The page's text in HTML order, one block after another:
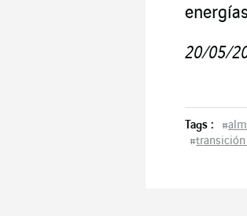
20/05/
Tags : #
#